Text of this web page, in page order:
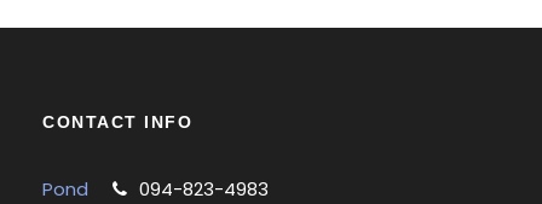
CONTACT INFO
Pond
094-823-4983